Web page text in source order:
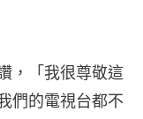
，「我很尊敬這
們的電視台都不